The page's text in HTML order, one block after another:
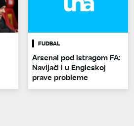
FUDBAL
Arsenal pod istragom FA:
Navijači i u Engleskoj
prave probleme